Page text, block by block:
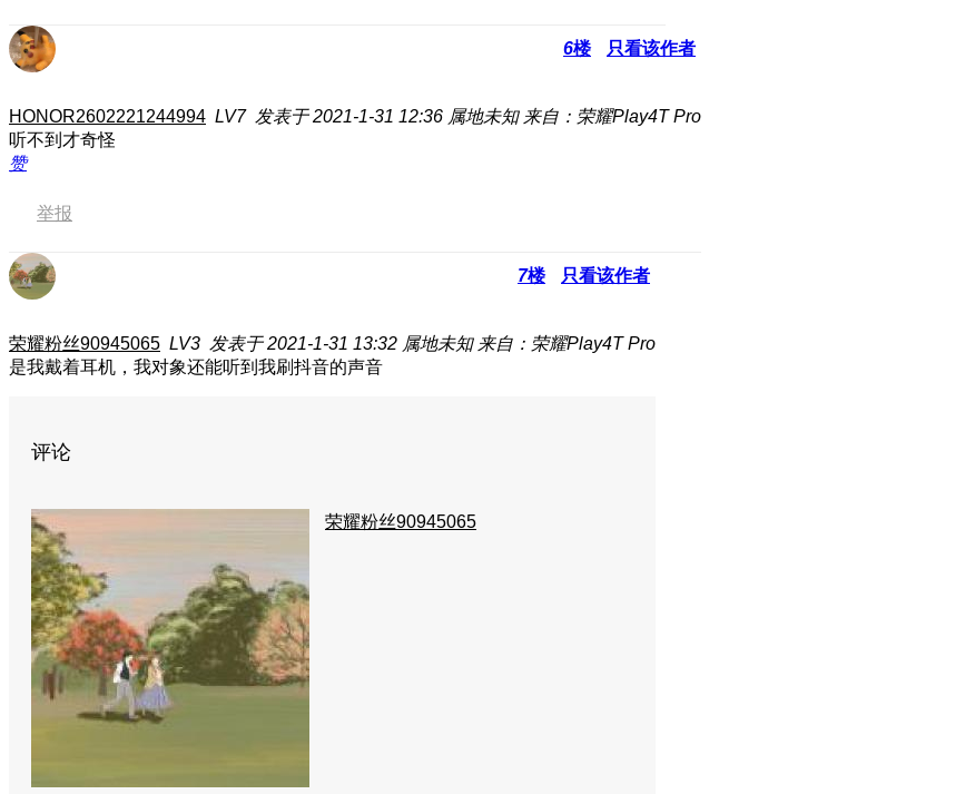
6楼 只看该作者
HONOR2602221244994 LV7 发表于 2021-1-31 12:36 属地未知 来自：荣耀Play4T Pro
听不到才奇怪
赞
举报
7楼 只看该作者
荣耀粉丝90945065 LV3 发表于 2021-1-31 13:32 属地未知 来自：荣耀Play4T Pro
是我戴着耳机，我对象还能听到我刷抖音的声音
评论
荣耀粉丝90945065